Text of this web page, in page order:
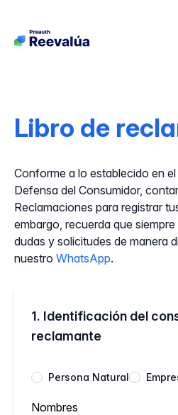
Libro de
Conforme a lo establecido en
Defensa del Consumidor,
Reclamaciones para registrar
embargo, recuerda que
dudas y solicitudes de manera
nuestro WhatsApp.
1. Identificación del
reclamante
Persona Natural
Nombres